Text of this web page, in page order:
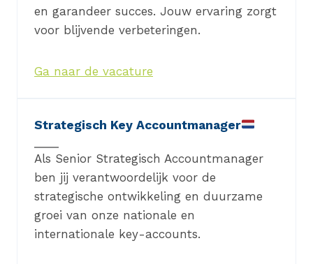
en garandeer succes. Jouw ervaring zorgt
voor blijvende verbeteringen.
Ga naar de vacature
Strategisch Key Accountmanager
Als Senior Strategisch Accountmanager
ben jij verantwoordelijk voor de
strategische ontwikkeling en duurzame
groei van onze nationale en
internationale key-accounts.